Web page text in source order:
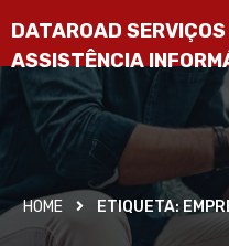
HOME ETIQUETA: